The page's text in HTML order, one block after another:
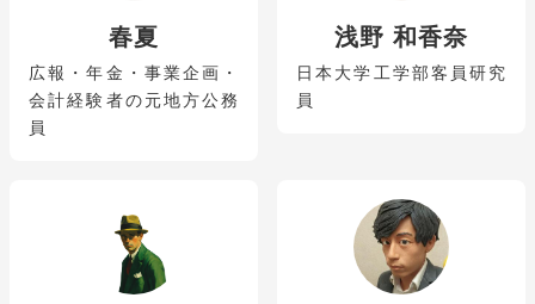
春夏
広報・年金・事業企画・
会計経験者の元地方公務
員
浅野 和香奈
日本大学工学部客員研究
員